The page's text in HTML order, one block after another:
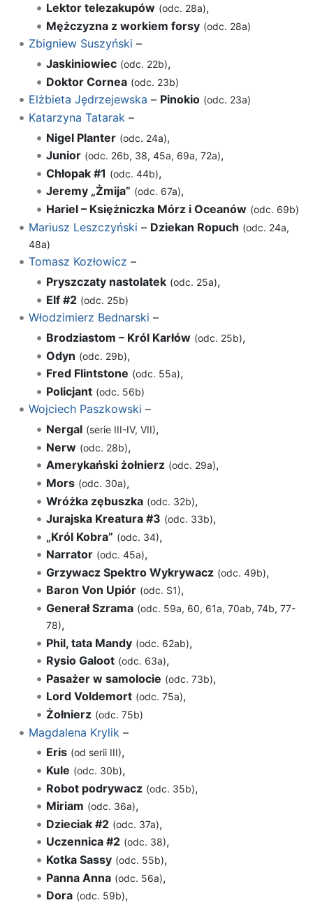
Lektor telezakupów (odc. 28a),
Mężczyzna z workiem forsy (odc. 28a)
Zbigniew Suszyński –
Jaskiniowiec (odc. 22b),
Doktor Cornea (odc. 23b)
Elżbieta Jędrzejewska – Pinokio (odc. 23a)
Katarzyna Tatarak –
Nigel Planter (odc. 24a),
Junior (odc. 26b, 38, 45a, 69a, 72a),
Chłopak #1 (odc. 44b),
Jeremy „Żmija” (odc. 67a),
Hariel – Księżniczka Mórz i Oceanów (odc. 69b)
Mariusz Leszczyński – Dziekan Ropuch (odc. 24a,
48a)
Tomasz Kozłowicz –
Pryszczaty nastolatek (odc. 25a),
Elf #2 (odc. 25b)
Włodzimierz Bednarski –
Brodziastom – Król Karłów (odc. 25b),
Odyn (odc. 29b),
Fred Flintstone (odc. 55a),
Policjant (odc. 56b)
Wojciech Paszkowski –
Nergal (serie III-IV, VII),
Nerw (odc. 28b),
Amerykański żołnierz (odc. 29a),
Mors (odc. 30a),
Wróżka zębuszka (odc. 32b),
Jurajska Kreatura #3 (odc. 33b),
„Król Kobra” (odc. 34),
Narrator (odc. 45a),
Grzywacz Spektro Wykrywacz (odc. 49b),
Baron Von Upiór (odc. S1),
Generał Szrama (odc. 59a, 60, 61a, 70ab, 74b, 77-
78),
Phil, tata Mandy (odc. 62ab),
Rysio Galoot (odc. 63a),
Pasażer w samolocie (odc. 73b),
Lord Voldemort (odc. 75a),
Żołnierz (odc. 75b)
Magdalena Krylik –
Eris (od serii III),
Kule (odc. 30b),
Robot podrywacz (odc. 35b),
Miriam (odc. 36a),
Dzieciak #2 (odc. 37a),
Uczennica #2 (odc. 38),
Kotka Sassy (odc. 55b),
Panna Anna (odc. 56a),
Dora (odc. 59b),